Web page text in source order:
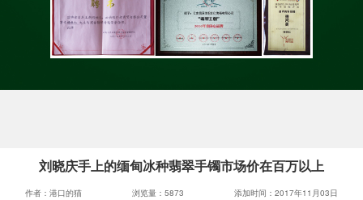
刘晓庆手上的缅甸冰种翡翠手镯市场价在百万以上
作者：港口的猫 浏览量：5873 添加时间：2017年11月03日